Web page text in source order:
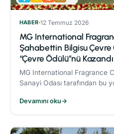
HABER 12 Temmuz 2026
MG International
Şahabettin Bilgisu Çevre
“Çevre Ödülü”nü Kazandı
MG International Fragrance
Sanayi Odası tarafından bu
büyük ölçekli işletme
Ödülü"nün sahibi oldu.
Devamını oku→